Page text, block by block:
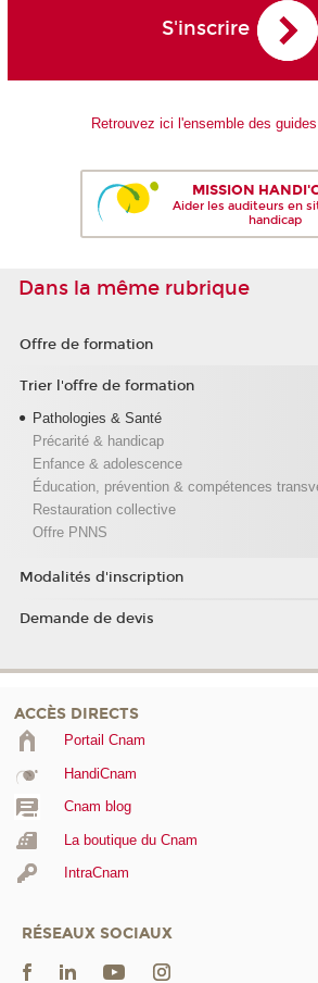
S'inscrire
Retrouvez ici l'ensemble des
MISSION
Aider les auditeurs en
handicap
Dans la même rubrique
Offre de formation
Trier l'offre de formation
Pathologies & Santé
Précarité & handicap
Enfance & adolescence
Éducation, prévention & compétences
Restauration collective
Offre PNNS
Modalités d'inscription
Demande de devis
ACCÈS DIRECTS
Portail Cnam
HandiCnam
Cnam blog
La boutique du Cnam
IntraCnam
RÉSEAUX SOCIAUX